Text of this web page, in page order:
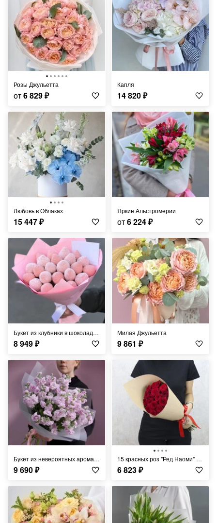
Розы Джульетта
от6 829₽
Капля
14 820₽
Любовь в Облаках
15 447₽
Яркие Альстромерии
от6 224₽
Букет из клубники в шоколаде «Нанси» - S
8 949₽
Милая Джульетта
9 861 ₽
Букет из невероятных ароматных маттиол
9 690₽
15 красных роз "Ред Наоми" 50 см в крафт бумаге
6 823₽